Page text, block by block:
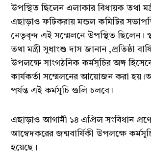
উপস্থিত ছিলেন এলাকার বিধায়ক তথা
এছাড়াও ফটিকরায় মন্ডল কমিটির
নেতৃবৃন্দ এই সম্মেলনে উপস্থিত ছিলেন।
তথা মন্ত্রী সুধাংশু দাস জানান ,প্রতিষ্ঠা
উপলক্ষে সাংগঠনিক কর্মসূচির অঙ্গ
কার্যকর্তা সম্মেলনের আয়োজন করা
পর্যন্ত এই কর্মসূচি গুলি চলবে।
এছাড়াও আগামী ১৪ এপ্রিল সংবিধান
আম্বেদকরের জন্মবার্ষিকী উপলক্ষে
হয়েছে।